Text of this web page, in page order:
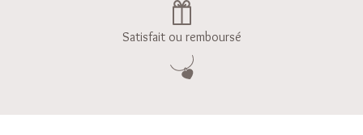
Satisfait ou remboursé